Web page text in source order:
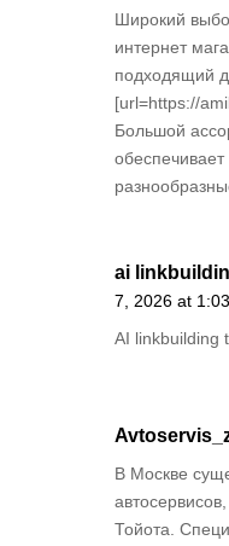
Широкий
интернет
подходящий
[url=https://
Большой
ai
7, 2026 at
AI linkbuilding
В Москве
Тойота.